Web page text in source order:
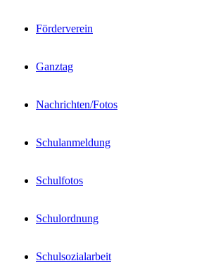
Förderverein
Ganztag
Nachrichten/Fotos
Schulanmeldung
Schulfotos
Schulordnung
Schulsozialarbeit